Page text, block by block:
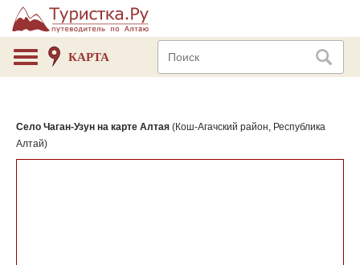
КАРТА
Село Чаган-Узун на карте Алтая (Кош-Агачский район, Республика
Алтай)